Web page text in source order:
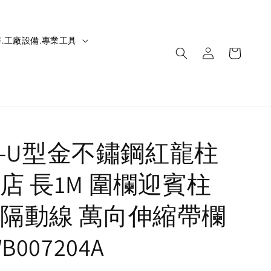
工廠設備.專業工具
U型金不鏽鋼紅龍柱
長1M 圍欄迎賓柱
動線 萬向伸縮帶欄